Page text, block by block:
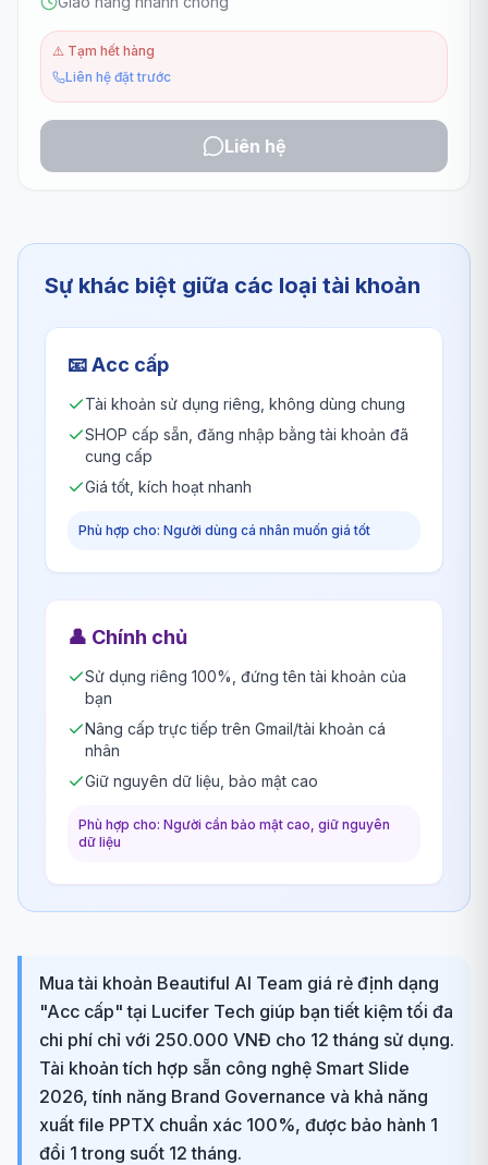
⚠️ Tạm hết hàng
Liên hệ đặt trước
Liên hệ
Sự khác biệt giữa các loại tài khoản
📧Acc cấp
Tài khoản sử dụng riêng, không dùng chung
SHOP cấp sẵn, đăng nhập bằng tài khoản đã
cung cấp
Giá tốt, kích hoạt nhanh
Phù hợp cho: Người dùng cá nhân muốn giá tốt
👤 Chính chủ
Sử dụng riêng 100%, đứng tên tài khoản của
bạn
Nâng cấp trực tiếp trên Gmail/tài khoản cá
nhân
Giữ nguyên dữ liệu, bảo mật cao
Phù hợp cho: Người cần bảo mật cao, giữ nguyên
dữ liệu
Mua tài khoản Beautiful AI Team giá rẻ định dạng
"Acc cấp" tại Lucifer Tech giúp bạn tiết kiệm tối đa
chi phí chỉ với 250.000 VNĐ cho 12 tháng sử dụng.
Tài khoản tích hợp sẵn công nghệ Smart Slide
2026, tính năng Brand Governance và khả năng
xuất file PPTX chuẩn xác 100%, được bảo hành 1
đổi 1 trong suốt 12 tháng.